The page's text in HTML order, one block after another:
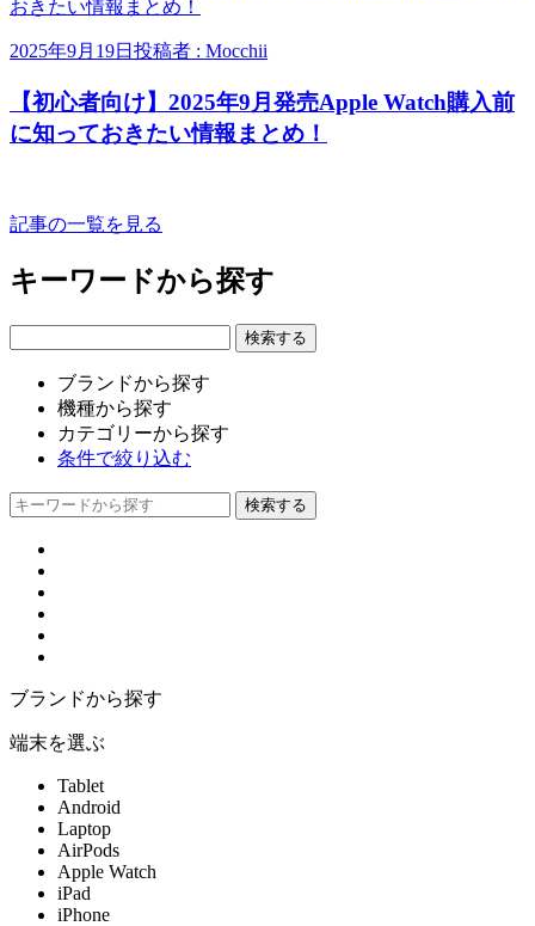
2025年9月19日 投稿者 : Mocchii
【初心者向け】2025年9月発売Apple Watch購入前
に知っておきたい情報まとめ！
記事の一覧を見る
キーワードから探す
ブランドから探す
機種から探す
カテゴリーから探す
条件で絞り込む
ブランドから探す
端末を選ぶ
Tablet
Android
Laptop
AirPods
Apple Watch
iPad
iPhone